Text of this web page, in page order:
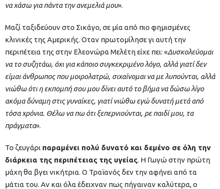
να χάσω για πάντα την ανεμελιά μου».
Μαζί ταξιδεύουν στο Σικάγο, σε μία από πιο φημισμένες
κλινικές της Αμερικής. Οταν πρωτομίλησε γι αυτή την
περιπέτεια της στην Ελεονώρα Μελέτη είχε πει: «Δυσκολεύομαι
να το συζητάω, όχι για κάποιο συγκεκριμένο λόγο, αλλά γιατί δεν
είμαι άνθρωπος που μοιρολατρώ, σιχαίνομαι να με λυπούνται, αλλά
νιώθω ότι η εκπομπή σου μου δίνει αυτό το βήμα να δώσω λίγο
ακόμα δύναμη στις γυναίκες, γιατί νιώθω εγώ δυνατή μετά από
τόσα χρόνια. Θέλω να πω ότι ξεπερνιούνται, ρε παιδί μου, τα
πράγματα».
Το ζευγάρι παραμένει πολύ δυνατό και δεμένο σε όλη την
διάρκεια της περιπέτειας της υγείας. Η Γωγώ στην πρώτη
μάχη θα βγει νικήτρια. Ο Τραϊανός δεν την αφήνει από τα
μάτια του. Αν και όλα έδειχναν πως πήγαιναν καλύτερα, ο